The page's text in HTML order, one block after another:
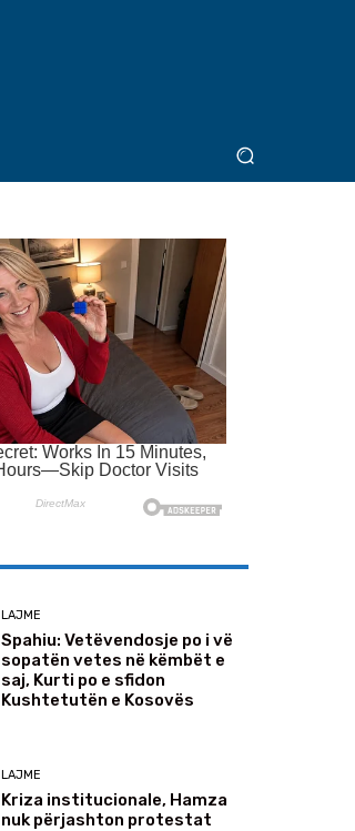
LAJME
Spahiu: Vetëvendosje po i vë
sopatën vetes në këmbët e
saj, Kurti po e sfidon
Kushtetutën e Kosovës
LAJME
Kriza institucionale, Hamza
nuk përjashton protestat